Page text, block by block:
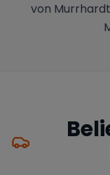
von